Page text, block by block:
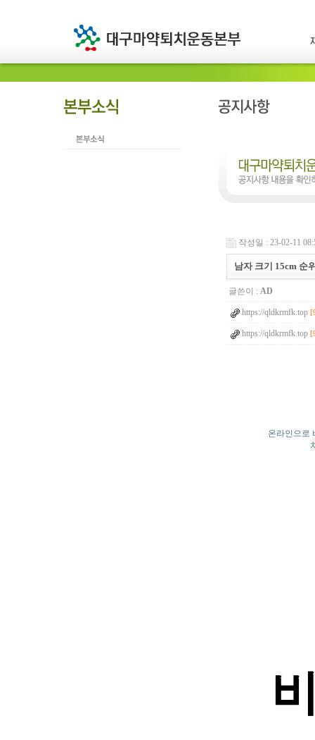
작성일 : 23-02-11
남자 크기 15cm 순
글쓴이 : AD
https://qldkrmfk.top
https://qldkrmfk.top
온라인으로